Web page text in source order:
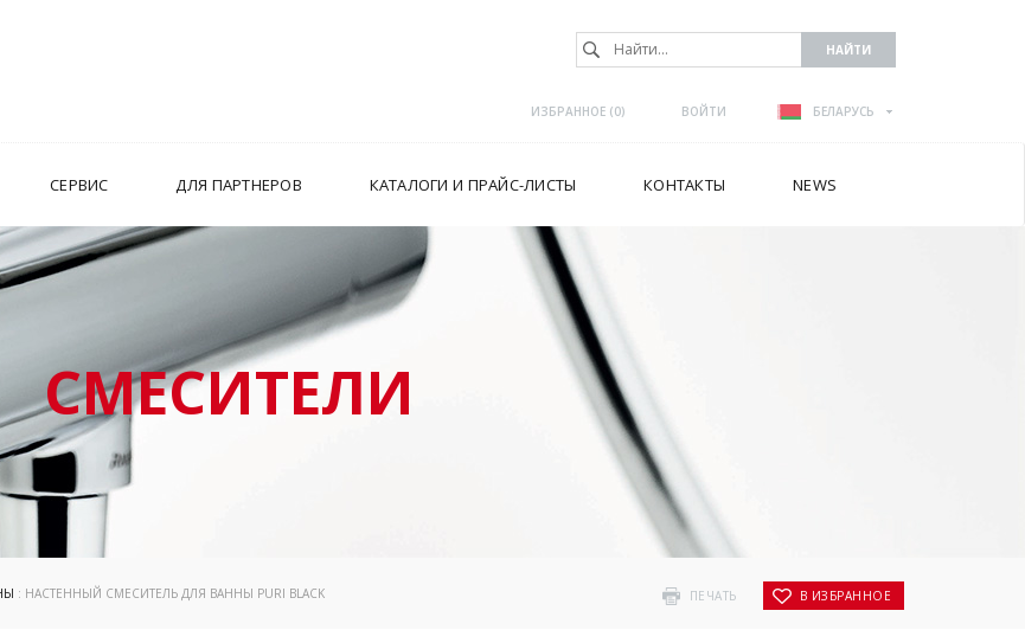
ИЗБРАННОЕ (0) ВОЙТИ БЕЛАРУСЬ
СЕРВИС ДЛЯ ПАРТНЕРОВ КАТАЛОГИ И ПРАЙС-ЛИСТЫ КОНТАКТЫ NEWS
СМЕСИТЕЛИ
ПЕЧАТЬ В ИЗБРАННОЕ
: НАСТЕННЫЙ СМЕСИТЕЛЬ ДЛЯ ВАННЫ PURI BLACK